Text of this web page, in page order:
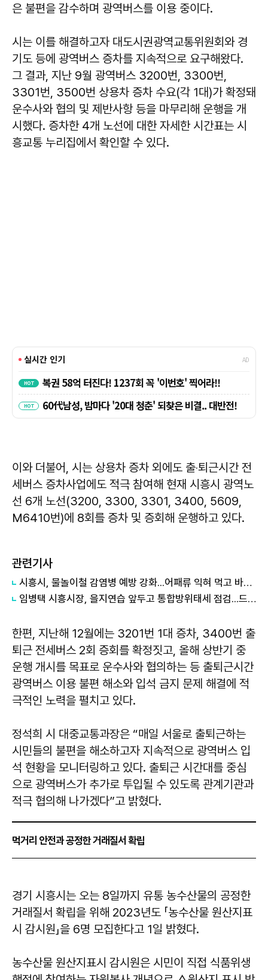
은 불편을 감수하며 광역버스를 이용 중이다.
시는 이를 해결하고자 대도시권광역교통위원회와 경
기도 등에 광역버스 증차를 지속적으로 요구해왔다.
그 결과, 지난 9월 광역버스 3200번, 3300번,
3301번, 3500번 상용차 증차 수요(각 1대)가 확정돼
운수사와 협의 및 제반사항 등을 마무리해 운행을 개
시했다. 증차한 4개 노선에 대한 자세한 시간표는 시
흥교통 누리집에서 확인할 수 있다.
이와 더불어, 시는 상용차 증차 외에도 출‧퇴근시간 전
세버스 증차사업에도 적극 참여해 현재 시흥시 광역노
선 6개 노선(3200, 3300, 3301, 3400, 5609,
M6410번)에 8회를 증차 및 증회해 운행하고 있다.
관련기사
시흥시, 물놀이철 감염병 예방 강화...어패류 익혀 먹고 바닷물 상처접촉 피해야
임병택 시흥시장, 을지연습 앞두고 통합방위태세 점검...드론 대응 역량 강화
한편, 지난해 12월에는 3201번 1대 증차, 3400번 출
퇴근 전세버스 2회 증회를 확정짓고, 올해 상반기 중
운행 개시를 목표로 운수사와 협의하는 등 출퇴근시간
광역버스 이용 불편 해소와 입석 금지 문제 해결에 적
극적인 노력을 펼치고 있다.
정석희 시 대중교통과장은 “매일 서울로 출퇴근하는
시민들의 불편을 해소하고자 지속적으로 광역버스 입
석 현황을 모니터링하고 있다. 출퇴근 시간대를 중심
으로 광역버스가 추가로 투입될 수 있도록 관계기관과
적극 협의해 나가겠다”고 밝혔다.
먹거리 안전과 공정한 거래질서 확립
경기 시흥시는 오는 8일까지 유통 농수산물의 공정한
거래질서 확립을 위해 2023년도 「농수산물 원산지표
시 감시원」을 6명 모집한다고 1일 밝혔다.
농수산물 원산지표시 감시원은 시민이 직접 식품위생